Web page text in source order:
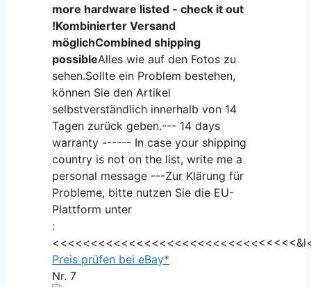
more hardware listed - check it out
!Kombinierter Versand
möglichCombined shipping
possibleAlles wie auf den Fotos zu
sehen.Sollte ein Problem bestehen,
können Sie den Artikel
selbstverständlich innerhalb von 14
Tagen zurück geben.--- 14 days
warranty ------ In case your shipping
country is not on the list, write me a
personal message ---Zur Klärung für
Probleme, bitte nutzen Sie die EU-
Plattform unter
:
Preis prüfen bei eBay*
Nr. 7